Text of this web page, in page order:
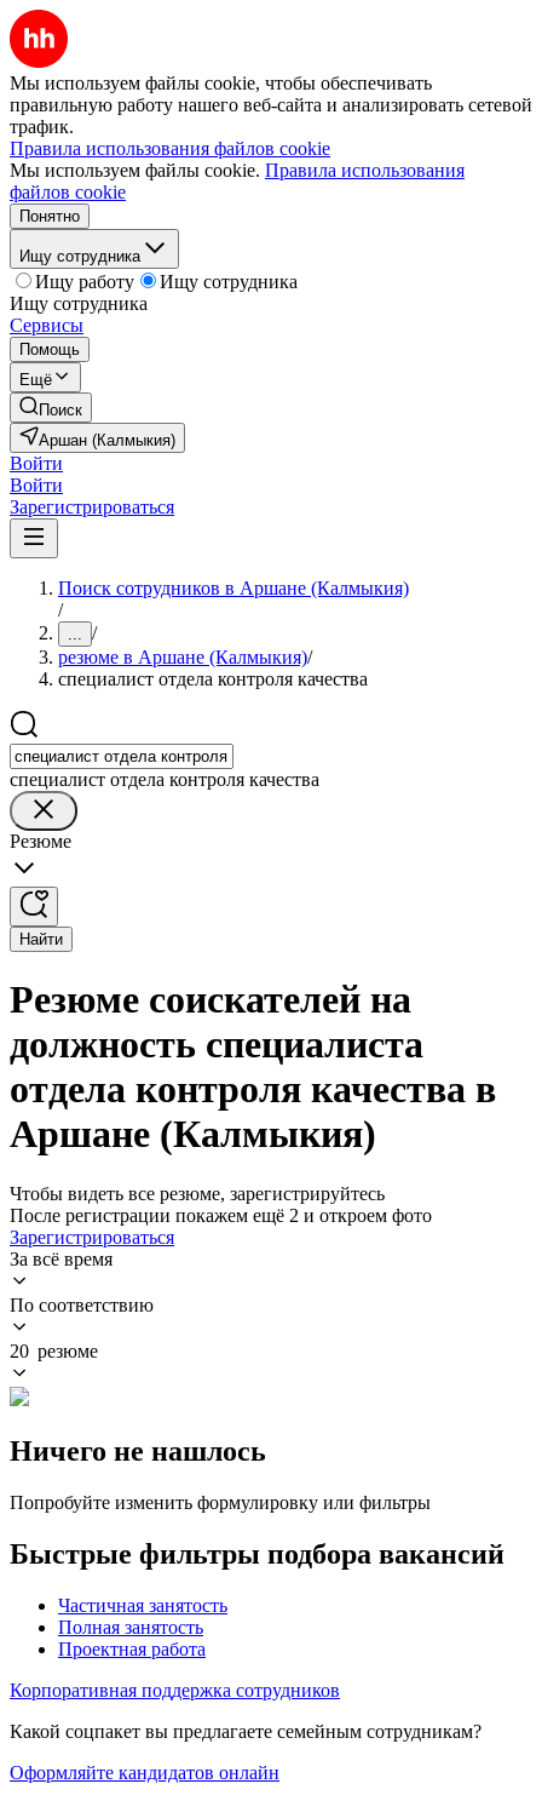
Мы используем файлы cookie, чтобы обеспечивать
правильную работу нашего веб-сайта и анализировать сетевой
трафик.
Правила использования файлов cookie
Мы используем файлы cookie. Правила использования
файлов cookie
Понятно
Ищу сотрудника
Ищу работу
Ищу сотрудника
Ищу сотрудника
Сервисы
Помощь
Ещё
Поиск
Аршан (Калмыкия)
Войти
Войти
Зарегистрироваться
Поиск сотрудников в Аршане (Калмыкия)
/
... /
резюме в Аршане (Калмыкия)/
специалист отдела контроля качества
специалист отдела контроля качества
Резюме
Найти
Резюме соискателей на
должность специалиста
отдела контроля качества в
Аршане (Калмыкия)
Чтобы видеть все резюме, зарегистрируйтесь
После регистрации покажем ещё 2 и откроем фото
Зарегистрироваться
За всё время
По соответствию
20 резюме
Ничего не нашлось
Попробуйте изменить формулировку или фильтры
Быстрые фильтры подбора вакансий
Частичная занятость
Полная занятость
Проектная работа
Корпоративная поддержка сотрудников
Какой соцпакет вы предлагаете семейным сотрудникам?
Оформляйте кандидатов онлайн